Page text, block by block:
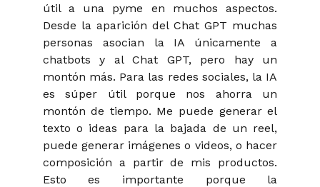
útil a una pyme en muchos aspectos.
Desde la aparición del Chat GPT muchas
personas asocian la IA únicamente a
chatbots y al Chat GPT, pero hay un
montón más. Para las redes sociales, la IA
es súper útil porque nos ahorra un
montón de tiempo. Me puede generar el
texto o ideas para la bajada de un reel,
puede generar imágenes o videos, o hacer
composición a partir de mis productos.
Esto es importante porque la